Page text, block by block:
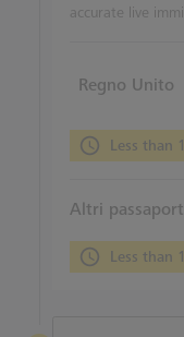
accurate live
Regno Unito
Less than
Altri
Less than